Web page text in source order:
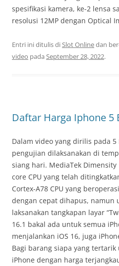
spesifikasi kamera, ke-2 lensa
resolusi 12MP dengan Optical
Entri ini ditulis diSlot Onlinedan
video pada September 28, 2022.
Daftar Harga Iphone 5
Dalam video yang dirilis pada
pengujian dilaksanakan di
siang hari. MediaTek
core CPU yang telah
Cortex-A78 CPU yang
dengan cepat dihapus, namun
laksanakan tangkapan layar
16.1 bakal ada untuk semua
menjalankan iOS 16, juga
Bagi barang siapa yang
iPhone dengan harga